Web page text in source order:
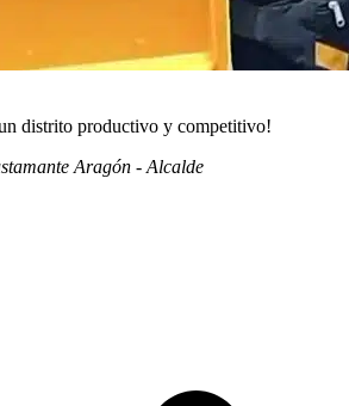
distrito productivo y competitivo!
Aragón - Alcalde